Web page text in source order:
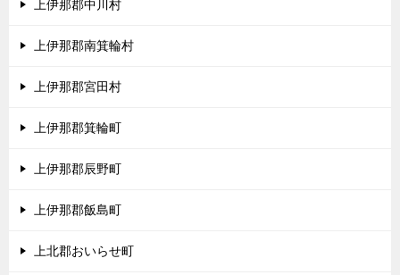
上伊那郡中川村
上伊那郡南箕輪村
上伊那郡宮田村
上伊那郡箕輪町
上伊那郡辰野町
上伊那郡飯島町
上北郡おいらせ町